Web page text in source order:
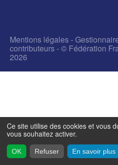
Mentions légales-
contributeurs- © Fédération
2026
Ce site utilise des cookies et vous
vous souhaitez activer.
OK Refuser En savoir plus